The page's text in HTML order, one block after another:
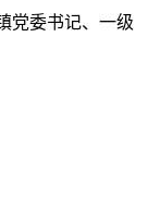
委书记、一级